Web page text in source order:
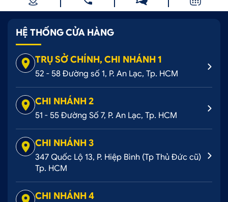
HỆ THỐNG CỬA HÀNG
TRỤ SỞ CHÍNH, CHI NHÁNH 1
52 - 58 Đường số 1, P. An Lạc, Tp. HCM
CHI NHÁNH 2
51 - 55 Đường Số 7, P. An Lạc, Tp. HCM
CHI NHÁNH 3
347 Quốc Lộ 13, P. Hiệp Bình (Tp Thủ Đức cũ)
Tp. HCM
CHI NHÁNH 4